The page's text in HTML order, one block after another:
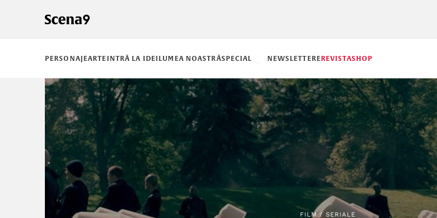
PERSONAJEARTEINTRĂ LA IDEILUMEA NOASTRĂSPECIAL NEWSLETTEREREVISTASHOP
FILM / SERIALE